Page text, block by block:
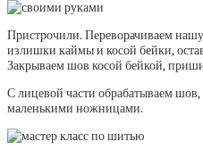
Пристрочили. Переворачиваем
излишки каймы и косой бейки,
Закрываем шов косой бейкой,
С лицевой части обрабатываем
маленькими ножницами.